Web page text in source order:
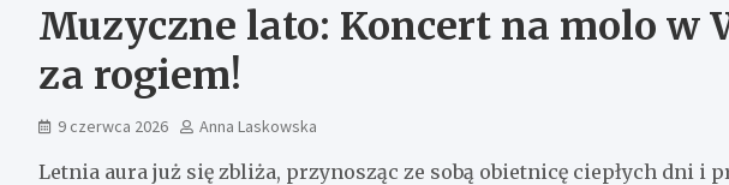
Muzyczne lato: Koncert na molo w
za rogiem!
9 czerwca 2026 Anna Laskowska
Letnia aura już się zbliża, przynosząc ze sobą obietnicę ciepłych dni i